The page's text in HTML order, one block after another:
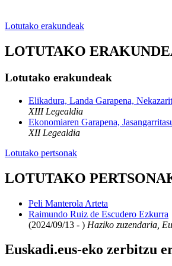
Lotutako erakundeak
LOTUTAKO
Lotutako erakundeak
Elikadura, Landa Garapena,
XIII Legealdia
Ekonomiaren Garapena,
XII Legealdia
Lotutako pertsonak
LOTUTAKO
Peli Manterola Arteta
Raimundo Ruiz de Escudero Ezkurra
(2024/09/13 - ) Haziko zuzendaria,
Euskadi.eus-eko zerbitzu